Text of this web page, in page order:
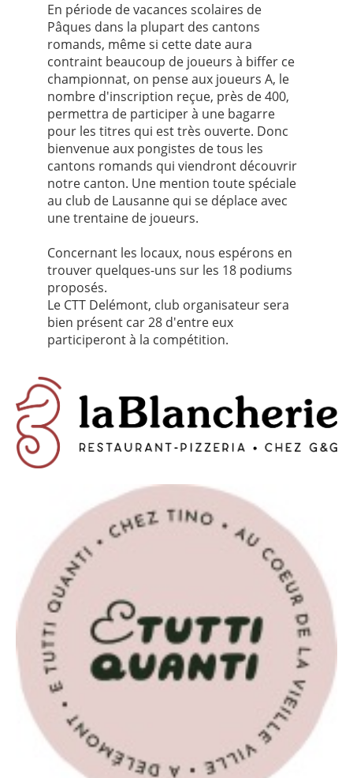
En période de vacances scolaires de
Pâques dans la plupart des cantons
romands, même si cette date aura
contraint beaucoup de joueurs à biffer ce
championnat, on pense aux joueurs A, le
nombre d'inscription reçue, près de 400,
permettra de participer à une bagarre
pour les titres qui est très ouverte. Donc
bienvenue aux pongistes de tous les
cantons romands qui viendront découvrir
notre canton. Une mention toute spéciale
au club de Lausanne qui se déplace avec
une trentaine de joueurs.
Concernant les locaux, nous espérons en
trouver quelques-uns sur les 18 podiums
proposés.
Le CTT Delémont, club organisateur sera
bien présent car 28 d'entre eux
participeront à la compétition.